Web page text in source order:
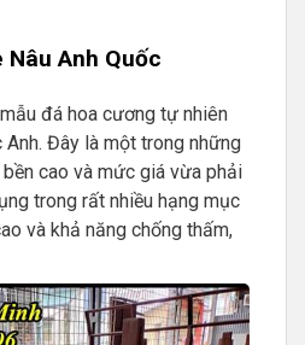
Anh Quốc
đá hoa cương tự nhiên
Đây là một trong những
cao và mức giá vừa phải
trong rất nhiều hạng mục
và khả năng chống thấm,